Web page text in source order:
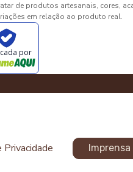
de produtos artesanais, cores,
em relação ao produto real.
por
Imprensa